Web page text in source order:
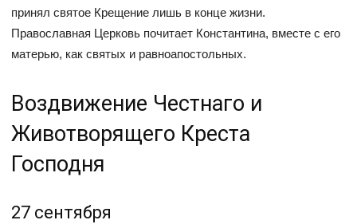
принял святое Крещение лишь в конце жизни.
Православная Церковь почитает Константина, вместе с его
матерью, как святых и равноапостольных.
Воздвижение Честнаго и
Животворящего Креста
Господня
27 сентября